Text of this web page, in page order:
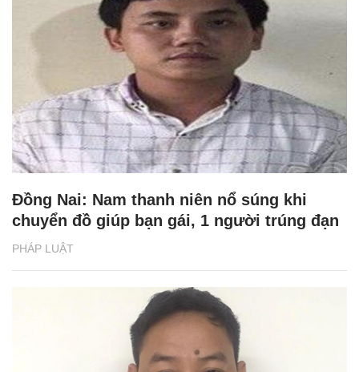
PHÁP LUẬT
Đồng Nai: Nam thanh niên nổ súng khi
chuyển đồ giúp bạn gái, 1 người trúng đạn